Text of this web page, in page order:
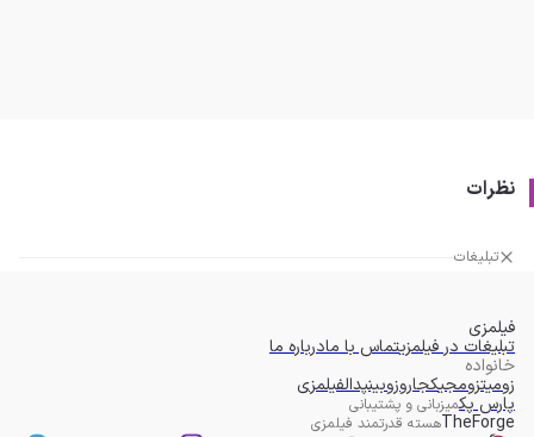
نظرات
تبلیغات
فیلمزی
تبلیغات در فیلمزیتماس با مادرباره ما
خانواده
زومیتزومجیکجاروزوبینپدالفیلمزی
پارس پکمیزبانی و پشتیبانی
TheForgeهسته قدرتمند فیلمزی